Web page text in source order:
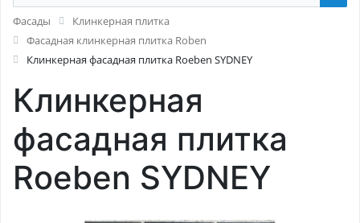
Фасады
Клинкерная плитка
Фасадная клинкерная плитка Roben
Клинкерная фасадная плитка Roeben SYDNEY
Клинкерная
фасадная плитка
Roeben SYDNEY